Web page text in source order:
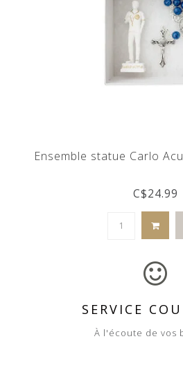
Ensemble statue Carlo
C$24.99
SERVICE
À l'écoute de vos